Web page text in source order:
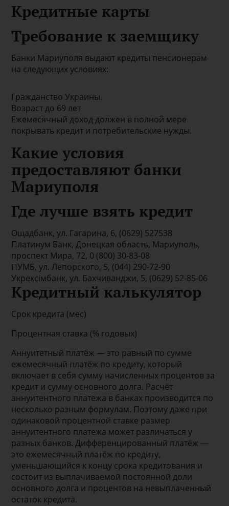
Кредитные карты
Требование к заемщику
Банки Мариуполя выдают кредиты пенсионерам
на следующих условиях:
Гражданство Украины.
Возраст до 69 лет
Ежемесячный доход должен в полной мере
покрывать кредит и потребительские нужды.
Какие условия
предоставляют банки
Мариуполя
Где лучше взять кредит
Ощадбанк, ул. Гагарина, 6, (0629) 527538
Платинум Банк, Донецкая область, Мариуполь,
проспект Мира, 72, 0 (800) 30-83-08
ПУМБ, ул. Лепорского, 5, (044) 290-72-90
Укрексімбанк, ул. Бахчиванджи, 5, (0629) 52-85-06
Кредитный калькулятор
Срок кредита (мес)
Процентная ставка (% годовых)
Аннуитетный платёж — это равный по сумме
ежемесячный платёж по кредиту, который
включает в себя сумму начисленных процентов за
кредит и сумму основного долга. Расчёт
аннуитентного платежа в банках производится по
несколько разным формулам. Поэтому даже при
одинаковой процентной ставке размер
аннуитентного платежа может различаться у
разных банков. Дифференцированный платёж —
это ежемесячный платёж по кредиту,
уменьшающийся к концу срока кредитования и
состоит из выплачиваемой постоянной доли
основного долга и процентов на невыплаченный
остаток кредита.